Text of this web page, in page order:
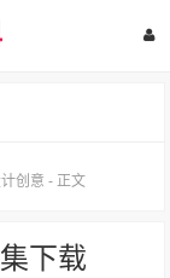
创意 - 正文
下载